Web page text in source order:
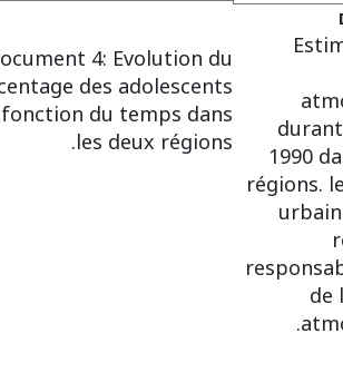
1990
régions.
4: Evolution du
des adolescents
du temps dans
les deux régions.